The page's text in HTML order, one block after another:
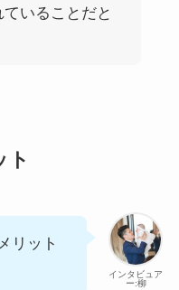
いることだと
ト
インタビュア
ー:柳
リット